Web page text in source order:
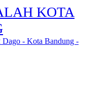
KOTA
- Kota Bandung -